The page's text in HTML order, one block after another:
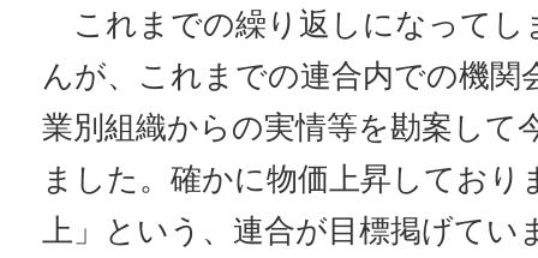
これまでの繰り返しになってし
んが、これまでの連合内での機関
業別組織からの実情等を勘案して
ました。確かに物価上昇しており
上」という、連合が目標掲げて